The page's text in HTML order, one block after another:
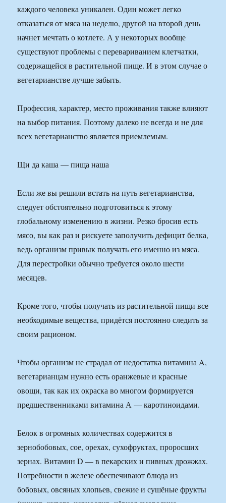
каждого человека уникален. Один может легко
отказаться от мяса на неделю, другой на второй день
начнет мечтать о котлете. А у некоторых вообще
существуют проблемы с перевариванием клетчатки,
содержащейся в растительной пище. И в этом случае о
вегетарианстве лучше забыть.
Профессия, характер, место проживания также влияют
на выбор питания. Поэтому далеко не всегда и не для
всех вегетарианство является приемлемым.
Щи да каша — пища наша
Если же вы решили встать на путь вегетарианства,
следует обстоятельно подготовиться к этому
глобальному изменению в жизни. Резко бросив есть
мясо, вы как раз и рискуете заполучить дефицит белка,
ведь организм привык получать его именно из мяса.
Для перестройки обычно требуется около шести
месяцев.
Кроме того, чтобы получать из растительной пищи все
необходимые вещества, придётся постоянно следить за
своим рационом.
Чтобы организм не страдал от недостатка витамина A,
вегетарианцам нужно есть оранжевые и красные
овощи, так как их окраска во многом формируется
предшественниками витамина А — каротиноидами.
Белок в огромных количествах содержится в
зернобобовых, сое, орехах, сухофруктах, проросших
зернах. Витамин D — в пекарских и пивных дрожжах.
Потребности в железе обеспечивают блюда из
бобовых, овсяных хлопьев, свежие и сушёные фрукты